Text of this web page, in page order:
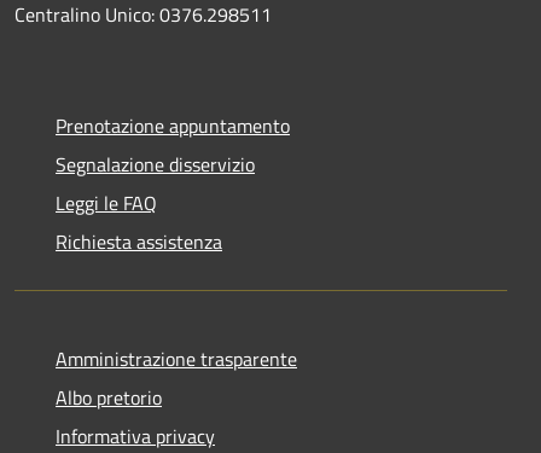
Centralino Unico: 0376.298511
Prenotazione appuntamento
Segnalazione disservizio
Leggi le FAQ
Richiesta assistenza
Amministrazione trasparente
Albo pretorio
Informativa privacy